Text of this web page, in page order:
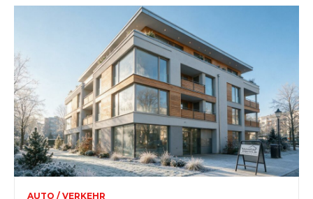
AUTO / VERKEHR